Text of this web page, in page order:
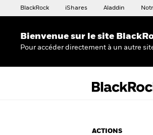
BlackRock iShares Aladdin
Bienvenue sur le site
Pour accéder directement à un autre
ACTIONS